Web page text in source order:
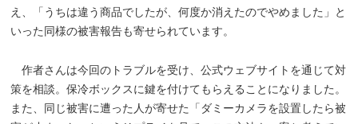
え、「うちは違う商品でしたが、何度か消えたのでやめました」と
いった同様の被害報告も寄せられています。
作者さんは今回のトラブルを受け、公式ウェブサイトを通じて対
策を相談。保冷ボックスに鍵を付けてもらえることになりました。
また、同じ被害に遭った人が寄せた「ダミーカメラを設置したら被